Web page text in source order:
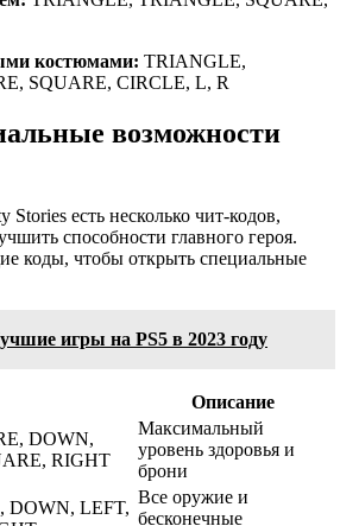
костюмами: TRIANGLE,
SQUARE, CIRCLE, L, R
возможности
есть несколько чит-кодов,
способности главного героя.
коды, чтобы открыть специальные
игры на PS5 в 2023 году
Описание
DOWN,
RIGHT
Максимальный
уровень здоровья и
брони
DOWN, LEFT,
Все оружие и
бесконечные